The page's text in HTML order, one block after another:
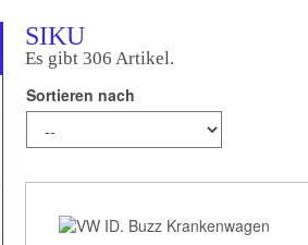
SIKU
Es gibt 306 Artikel.
Sortieren nach